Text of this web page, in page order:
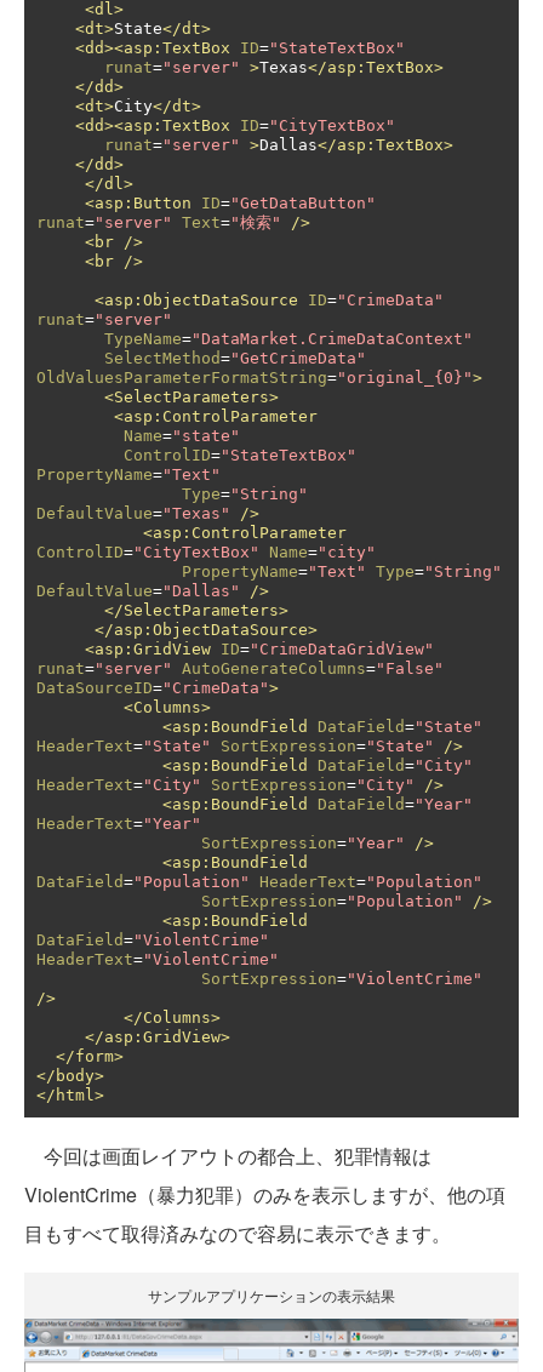
<dl>
<dt>State</dt>
<dd><asp:TextBox
ID="StateTextBox"
runat="server" >Texas</asp:TextBox>
</dd>
<dt>City</dt>
<dd><asp:TextBox
ID="CityTextBox"
runat="server" >Dallas</asp:TextBox>
</dd>
</dl>
<asp:Button
ID="GetDataButton"
runat="server" Text="検索"
/>
<br
/>
<br
/>
<asp:ObjectDataSource ID="CrimeData"
runat="server"
TypeName="DataMarket.CrimeDataContext"
SelectMethod="GetCrimeData"
OldValuesParameterFormatString="original_{0}">
<SelectParameters>
<asp:ControlParameter
Name="state"
ControlID="StateTextBox"
PropertyName="Text"
Type="String"
DefaultValue="Texas"
/>
<asp:ControlParameter
ControlID="CityTextBox" Name="city"
PropertyName="Text" Type="String"
DefaultValue="Dallas"
/>
</SelectParameters>
</asp:ObjectDataSource>
<asp:GridView ID="CrimeDataGridView"
runat="server" AutoGenerateColumns="False"
DataSourceID="CrimeData">
<Columns>
<asp:BoundField
DataField="State"
HeaderText="State" SortExpression="State"
/>
<asp:BoundField
DataField="City"
HeaderText="City" SortExpression="City"
/>
<asp:BoundField
DataField="Year"
HeaderText="Year"
SortExpression="Year"
/>
<asp:BoundField
DataField="Population" HeaderText="Population"
SortExpression="Population"
/>
<asp:BoundField
DataField="ViolentCrime"
HeaderText="ViolentCrime"
SortExpression="ViolentCrime"
/>
</Columns>
</asp:GridView>
</form>
</body>
</html>
今回は画面レイアウトの都合上、犯罪情報は
ViolentCrime（暴力犯罪）のみを表示しますが、他の項
目もすべて取得済みなので容易に表示できます。
サンプルアプリケーションの表示結果